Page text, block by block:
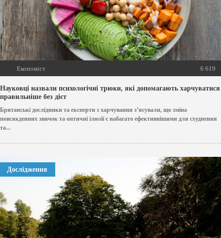
Економіст 6 619
Науковці назвали психологічні трюки, які допомагають харчуватися
правильніше без дієт
Британські дослідники та експерти з харчування з’ясували, що зміна
повсякденних звичок та оптичні ілюзії є набагато ефективнішими для схуднення
та...
Дослідження